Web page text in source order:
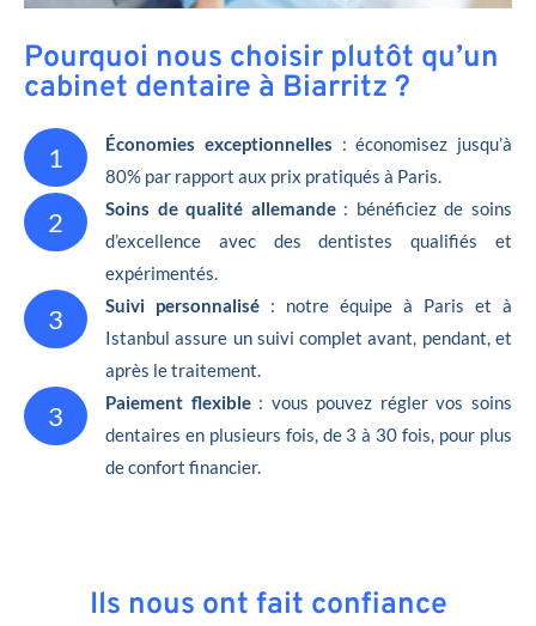
Pourquoi nous choisir plutôt qu’un
cabinet dentaire à Biarritz ?
1 Économies exceptionnelles : économisez jusqu’à
80% par rapport aux prix pratiqués à Paris.
2 Soins de qualité allemande: bénéficiez de soins
d’excellence avec des dentistes qualifiés et
expérimentés.
3 Suivi personnalisé : notre équipe à Paris et à
Istanbul assure un suivi complet avant, pendant, et
après le traitement.
3 Paiement flexible: vous pouvez régler vos soins
dentaires en plusieurs fois, de 3 à 30 fois, pour plus
de confort financier.
Ils nous ont fait confiance